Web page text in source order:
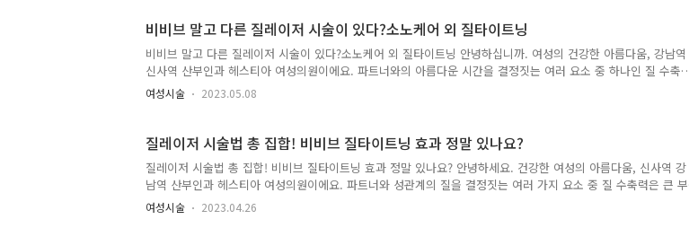
막상 알아보려고 하면 종류도 여러 가지고 효과 또한 종류에 따라서 조금씩 다르기 때문에 어떤 것을 선택해야 할
지 고민이 됩니다. 그래서 이번 시간에는 자궁내피임장치에 ..
비비브 말고 다른 질레이저 시술이 있다?소노케어 외 질타이트닝
비비브 말고 다른 질레이저 시술이 있다?소노케어 외 질타이트닝 안녕하십니까. 여성의 건강한 아름다움, 강남역
신사역 산부인과 헤스티아 여성의원이에요. 파트너와의 아름다운 시간을 결정짓는 여러 요소 중 하나인 질 수축
력. 선천적이나 후천적인 이유로 질 수축력이 떨어지게 되면 이를 개선해보기 위해 다양한 방법들이 존재합니다.
수술도 있고 시술도 있고 운동으로 개선해 보려는 분들이 계시죠. 여기서 중요한 점은 어떤 방법이든 노력만큼 원
취 등 여러 애로사항들이 동반됩니다. 그렇다고 질 이완을 그냥 방치하기엔.... 통증이나 회복에 부담도 없으면서
효과도 좋은 방법은 없을까요? 이런 고민을 하신 분들이라면..
여성시술 2023.05.08
질레이저 시술법 총 집합! 비비브 질타이트닝 효과 정말 있나요?
질레이저 시술법 총 집합! 비비브 질타이트닝 효과 정말 있나요? 안녕하세요. 건강한 여성의 아름다움, 신사역 강
남역 산부인과 헤스티아 여성의원이에요. 파트너와 성관계의 질을 결정짓는 여러 가지 요소 중 질 수축력은 큰 부
분을 차지합니다. 그런데 선천적으로 혹은 후천적인 이유들 때문에 질 수축력이 떨어지게 되면 이를 개선해 보기
위해 여러 가지 방법들을 고려할 수 있죠. 이런 방법들은 시술도 있고 수술도 있고 운동 개선 방법도 있고 아주
여성시술 2023.04.26